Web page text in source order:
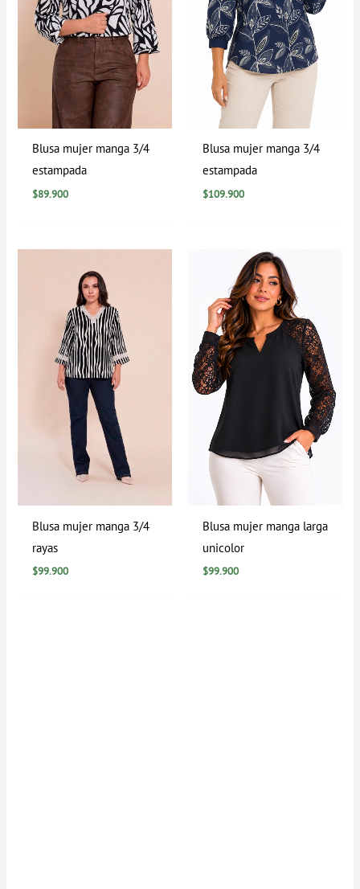
Blusa mujer manga 3/4
estampada
$89.900
Blusa mujer manga 3/4
estampada
$109.900
Blusa mujer manga 3/4
rayas
$99.900
Blusa mujer manga larga
unicolor
$99.900